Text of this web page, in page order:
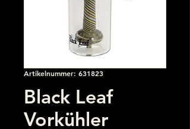
Artikelnummer: 631823
Black Leaf
Vorkühler